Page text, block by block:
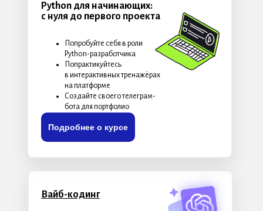
Вайб-кодинг
Python для начинающих:
с нуля до первого проекта
Попробуйте себя в роли
Python-разработчика
Попрактикуйтесь
в интерактивных тренажёрах
на платформе
Создайте своего телеграм-
бота для портфолио
Подробнее о курсе